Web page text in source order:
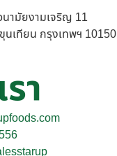
ามัยงามเจริญ 11
นเทียน กรุงเทพฯ 10150
า